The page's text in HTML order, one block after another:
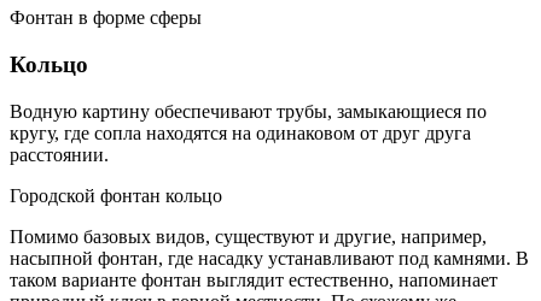
Фонтан в форме сферы
Кольцо
Водную картину обеспечивают трубы, замыкающиеся по
кругу, где сопла находятся на одинаковом от друг друга
расстоянии.
Городской фонтан кольцо
Помимо базовых видов, существуют и другие, например,
насыпной фонтан, где насадку устанавливают под камнями. В
таком варианте фонтан выглядит естественно, напоминает